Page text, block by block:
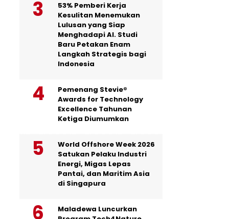
53% Pemberi Kerja
Kesulitan Menemukan
Lulusan yang Siap
Menghadapi AI. Studi
Baru Petakan Enam
Langkah Strategis bagi
Indonesia
Pemenang Stevie®
Awards for Technology
Excellence Tahunan
Ketiga Diumumkan
World Offshore Week 2026
Satukan Pelaku Industri
Energi, Migas Lepas
Pantai, dan Maritim Asia
di Singapura
Maladewa Luncurkan